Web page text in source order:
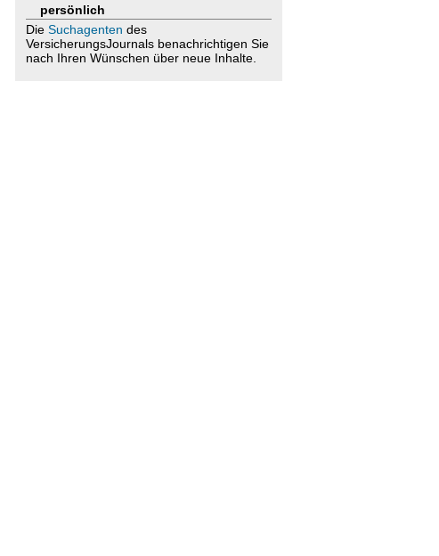
persönlich
Die Suchagenten des
VersicherungsJournals benachrichtigen Sie
nach Ihren Wünschen über neue Inhalte.